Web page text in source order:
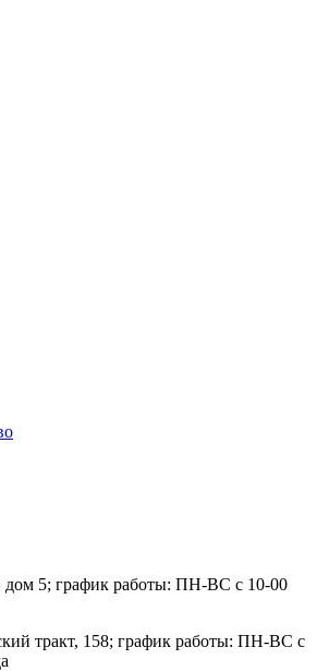
дом 5; график работы: ПН-ВС с 10-00
тракт, 158; график работы: ПН-ВС с